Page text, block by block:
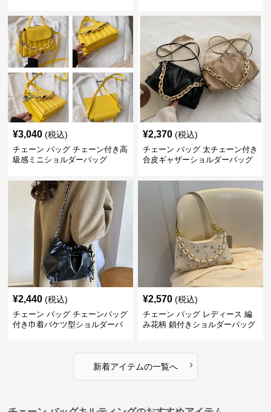
¥3,040 (税込)
チェーン バッグ チェーン付き高
級感ミニショルダーバッグ
¥2,370 (税込)
チェーン バッグ 太チェーン付き
合皮ギャザーショルダーバッグ
¥2,440 (税込)
チェーン バッグ チェーンバッグ
付き巾着バケツ型ショルダーバ
¥2,570 (税込)
チェーン バッグ レディース 編
み花柄 鎖付きショルダーバッグ
新着アイテムの一覧へ ›